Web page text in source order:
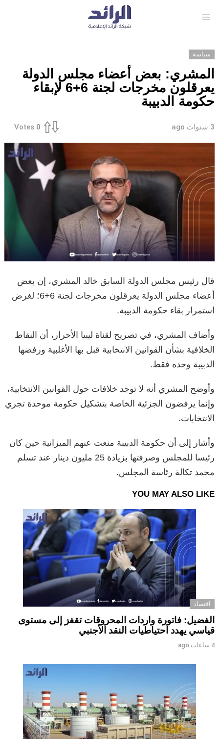
سياسة
المشري: بعض أعضاء مجلس الدولة
يعرقلون مخرجات لجنة 6+6 لإبقاء
حكومة الدبيبة
3 سنوات ago 0
Votes
قال رئيس مجلس الدولة السابق خالد المشري، إن بعض
أعضاء مجلس الدولة يعرقلون مخرجات لجنة 6+6؛ لغرض
استمرار بقاء حكومة الدبيبة.
وأضاف المشري، في تصريح لقناة ليبيا الأحرار، أن النقاط
الخلافية بشأن القوانين الانتخابية قبل بها الأغلبية ورفضها
الدبيبة وحده فقط.
وأوضح المشري أنه لا توجد خلافات حول القوانين الانتخابية،
وإنما يرفضون الجزئية الخاصة بتشكيل حكومة موحدة تجري
الانتخابات.
وأشار إلى أن حكومة الدبيبة منعت عنهم الميزانية حين كان
رئيسا للمجلس وصرفتها بزيادة 25 مليون دينار عند تسلم
محمد تكالة رئاسة المجلس.
YOU MAY ALSO LIKE
اقتصاد
الفضيل: فاتورة واردات المحروقات تقفز إلى مستوى
قياسي يهدد احتياطيات النقد الأجنبي
4 ساعات ago